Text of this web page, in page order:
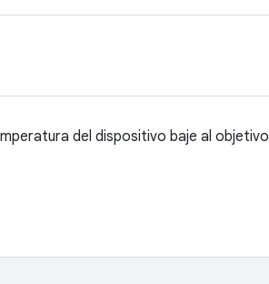
del dispositivo baje al objetivo